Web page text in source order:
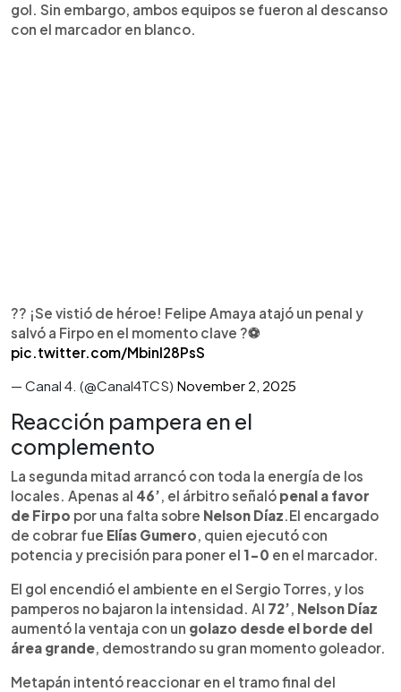
gol. Sin embargo, ambos equipos se fueron al descanso
con el marcador en blanco.
?? ¡Se vistió de héroe! Felipe Amaya atajó un penal y
salvó a Firpo en el momento clave ?⚽️
pic.twitter.com/Mbinl28PsS
— Canal 4. (@Canal4TCS) November 2, 2025
Reacción pampera en el
complemento
La segunda mitad arrancó con toda la energía de los
locales. Apenas al 46’, el árbitro señaló penal a favor
de Firpo por una falta sobre Nelson Díaz.El encargado
de cobrar fue Elías Gumero, quien ejecutó con
potencia y precisión para poner el 1-0 en el marcador.
El gol encendió el ambiente en el Sergio Torres, y los
pamperos no bajaron la intensidad. Al 72’, Nelson Díaz
aumentó la ventaja con un golazo desde el borde del
área grande, demostrando su gran momento goleador.
Metapán intentó reaccionar en el tramo final del